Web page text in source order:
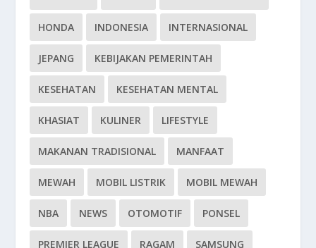
HONDA INDONESIA INTERNASIONAL
JEPANG KEBIJAKAN PEMERINTAH
KESEHATAN KESEHATAN MENTAL
KHASIAT KULINER LIFESTYLE
MAKANAN TRADISIONAL MANFAAT
MEWAH MOBIL LISTRIK MOBIL MEWAH
NBA NEWS OTOMOTIF PONSEL
PREMIER LEAGUE RAGAM SAMSUNG